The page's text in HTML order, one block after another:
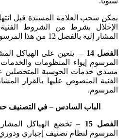
يمكن سحب العلامة المسندة قبل
الإخلال بشرط من الشروط الفنية
المشار إليه بالفصل 12 من هذا المرسوم.
الفصل 14 –
المرسوم إيواء المنظومات والخدمات
مسدي خدمات الحوسبة المتحصلين
المرسوم.
الباب السادس – في التصنيف
الفصل 15 –
المرسوم لنظام تصنيف إجباري